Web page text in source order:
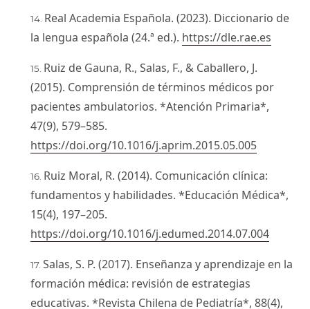
Real Academia Española. (2023). Diccionario de
la lengua española (24.ª ed.). https://dle.rae.es
Ruiz de Gauna, R., Salas, F., & Caballero, J.
(2015). Comprensión de términos médicos por
pacientes ambulatorios. *Atención Primaria*,
47(9), 579–585.
https://doi.org/10.1016/j.aprim.2015.05.005
Ruiz Moral, R. (2014). Comunicación clínica:
fundamentos y habilidades. *Educación Médica*,
15(4), 197–205.
https://doi.org/10.1016/j.edumed.2014.07.004
Salas, S. P. (2017). Enseñanza y aprendizaje en la
formación médica: revisión de estrategias
educativas. *Revista Chilena de Pediatría*, 88(4),